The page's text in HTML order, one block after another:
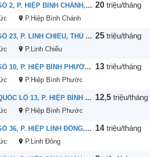
[71] CHO THUÊ NHÀ ĐƯỜNG SỐ 2, P. HIỆP BÌNH CHÁNH, THỦ ĐỨC 20 triệu/tháng
P.Hiệp Bình Chánh
[70] CHO THUÊ NHÀ ĐƯỜNG SỐ 23, P. LINH CHIỂU, THỦ ĐỨC 25 triệu/tháng
P.Linh Chiểu
[69] CHO THUÊ NHÀ ĐƯỜNG SỐ 10, P. HIỆP BÌNH PHƯỚC, THỦ ĐỨC 13 triệu/tháng
P.Hiệp Bình Phước
[68] CHO THUÊ NHÀ ĐƯỜNG QUỐC LỘ 13, P. HIỆP BÌNH PHƯỚC, THỦ ĐỨC 12,5 triệu/tháng
P.Hiệp Bình Phước
[67] CHO THUÊ NHÀ ĐƯỜNG SỐ 36, P. HIỆP LINH ĐÔNG, THỦ ĐỨC 14 triệu/tháng
P.Linh Đông